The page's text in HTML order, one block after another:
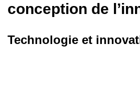
conception de
Technologie et